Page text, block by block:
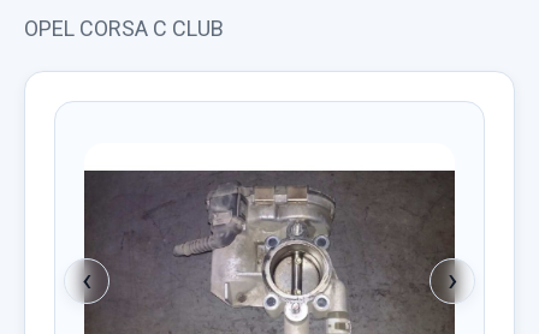
OPEL CORSA C CLUB
‹ ›